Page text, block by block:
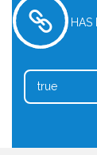
HAS
true